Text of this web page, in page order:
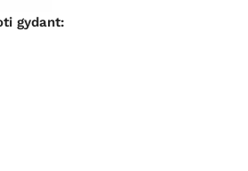
gydant: